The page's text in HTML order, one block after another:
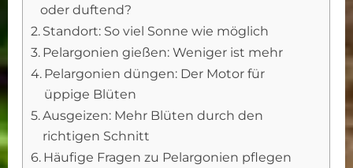
oder duftend?
Standort: So viel Sonne wie möglich
Pelargonien gießen: Weniger ist mehr
Pelargonien düngen: Der Motor für
üppige Blüten
Ausgeizen: Mehr Blüten durch den
richtigen Schnitt
Häufige Fragen zu Pelargonien pflegen